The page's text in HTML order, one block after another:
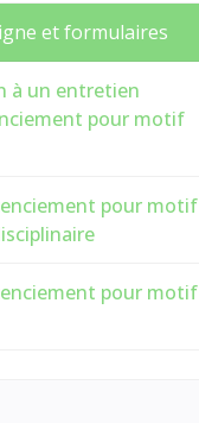
et formulaires
à un entretien
pour motif
pour motif
pour motif